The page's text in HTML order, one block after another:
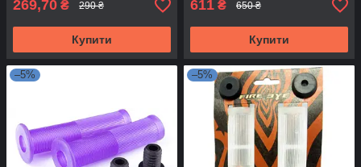
269,70 ₴ 290 ₴
Купити
611 ₴ 650 ₴
Купити
–5% –5%